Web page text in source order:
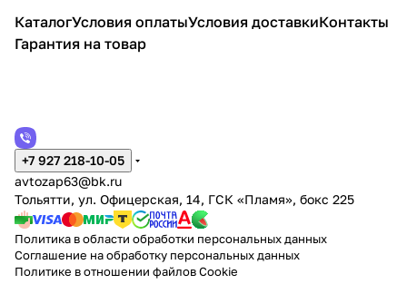
КаталогУсловия оплатыУсловия доставкиКонтакты
Гарантия на товар
+7 927 218-10-05
avtozap63@bk.ru
Тольятти, ул. Офицерская, 14, ГСК «Пламя», бокс 225
Политика в области обработки персональных данных
Соглашение на обработку персональных данных
Политике в отношении файлов Cookie